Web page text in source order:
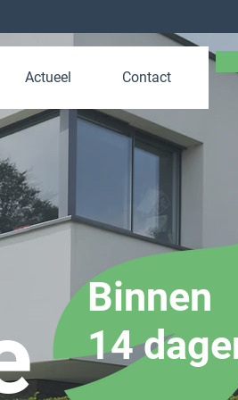
Actueel Contact
Binnen
14